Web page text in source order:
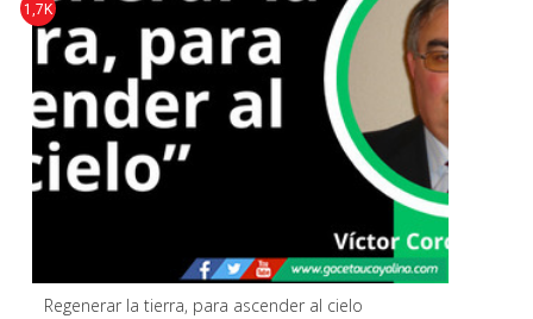
Regenerar la tierra, para ascender al cielo
1,7K